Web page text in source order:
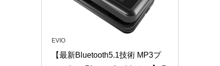
EVIO
【最新Bluetooth5.1技術 MP3プ